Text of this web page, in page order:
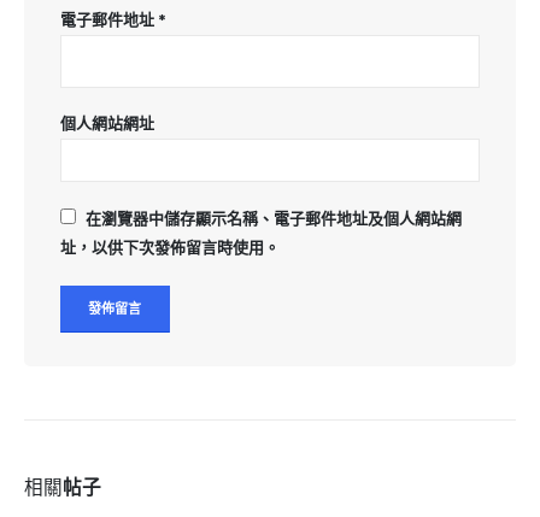
電子郵件地址 *
個人網站網址
在瀏覽器中儲存顯示名稱、電子郵件地址及個人網站網
址，以供下次發佈留言時使用。
相關帖子